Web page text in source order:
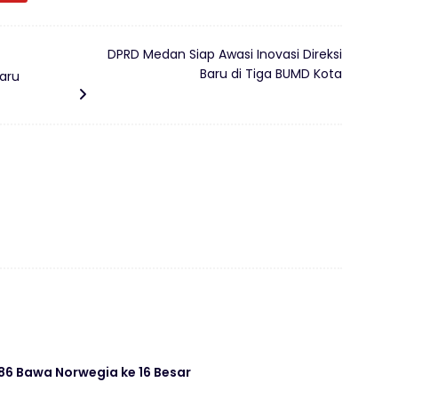
DPRD Medan Siap Awasi Inovasi Direksi
Baru di Tiga BUMD Kota
Bawa Norwegia ke 16 Besar